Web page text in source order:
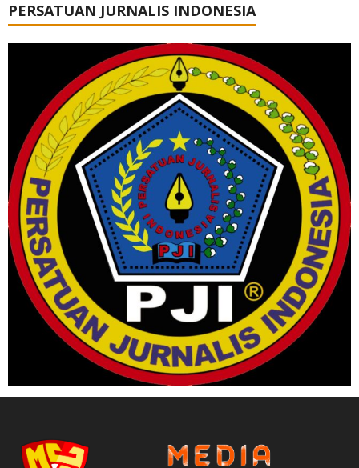
PERSATUAN JURNALIS INDONESIA